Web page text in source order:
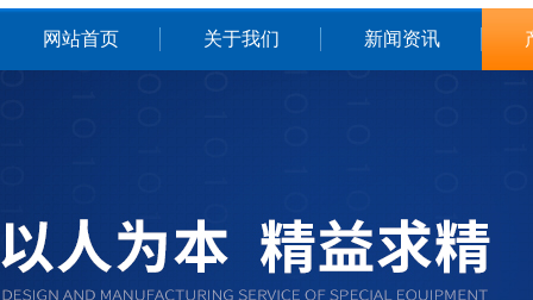
网站首页 关于我们 新闻资讯